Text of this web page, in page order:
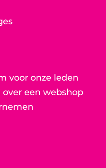
voor onze leden
een webshop